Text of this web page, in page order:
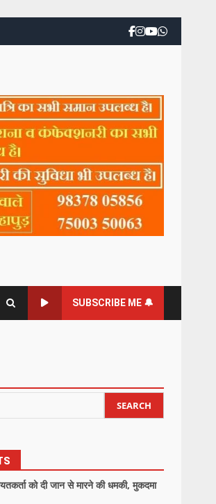
SUBSCRIBE ME 🔔
SEARCH
को दी जान से मारने की धमकी, मुकदमा